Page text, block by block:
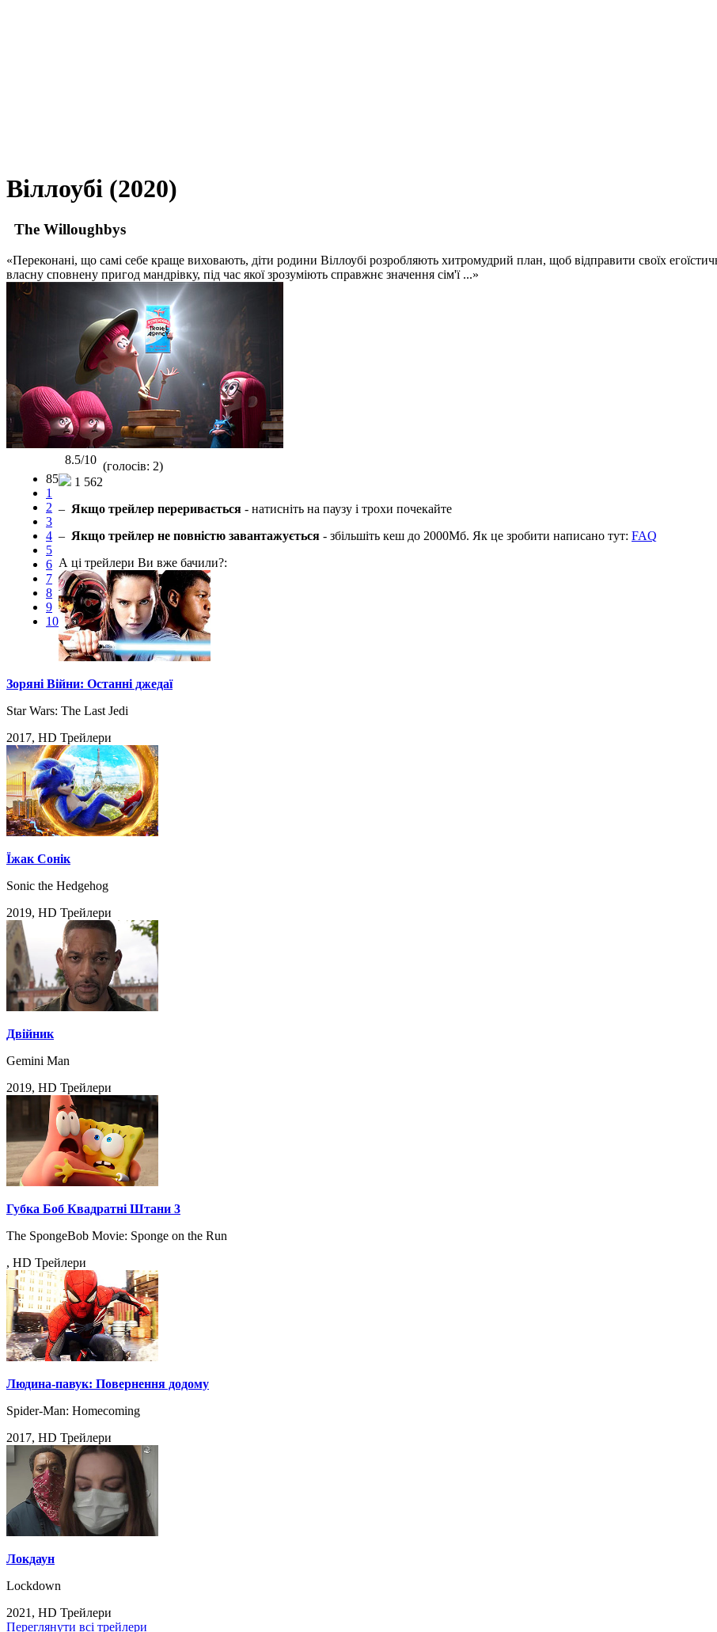
Віллоубі (2020)
The Willoughbys
«Переконані, що самі себе краще виховають, діти родини Віллоубі розробляють хитромудрий план, щоб відправити своїх
власну сповнену пригод мандрівку, під час якої зрозуміють справжнє значення сім'ї ...»
85
1
2
3
4
5
6
7
8
9
10
8.5/10 (голосів: 2)
1 562
– Якщо трейлер переривається - натисніть на паузу і трохи почекайте
– Якщо трейлер не повністю завантажується - збільшіть кеш до 2000Мб. Як це зробити написано тут: FAQ
А ці трейлери Ви вже бачили?:
Зоряні Війни: Останні джедаї
Star Wars: The Last Jedi
2017, HD Трейлери
Їжак Сонік
Sonic the Hedgehog
2019, HD Трейлери
Двійник
Gemini Man
2019, HD Трейлери
Губка Боб Квадратні Штани 3
The SpongeBob Movie: Sponge on the Run
, HD Трейлери
Людина-павук: Повернення додому
Spider-Man: Homecoming
2017, HD Трейлери
Локдаун
Lockdown
2021, HD Трейлери
Переглянути всі трейлери